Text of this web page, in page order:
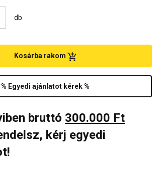
db
% Egyedi ajánlatot kérek %
Kosárba rakom
bruttó 300.000 Ft
kérj egyedi